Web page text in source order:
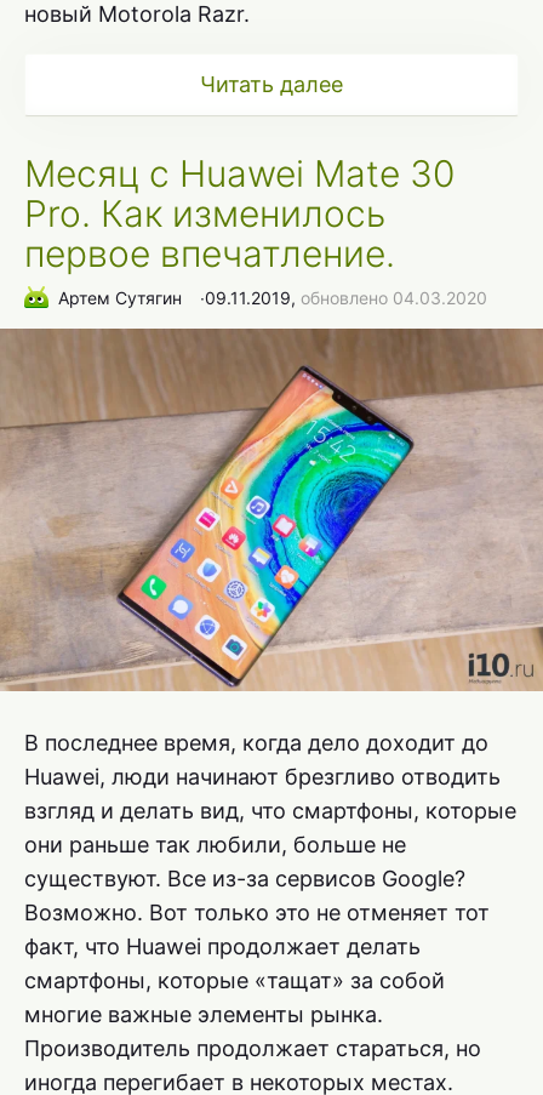
новый Motorola Razr.
Читать далее
Месяц с Huawei Mate 30
Pro. Как изменилось
первое впечатление.
Артем Сутягин ∙09.11.2019, обновлено 04.03.2020
В последнее время, когда дело доходит до
Huawei, люди начинают брезгливо отводить
взгляд и делать вид, что смартфоны, которые
они раньше так любили, больше не
существуют. Все из-за сервисов Google?
Возможно. Вот только это не отменяет тот
факт, что Huawei продолжает делать
смартфоны, которые «тащат» за собой
многие важные элементы рынка.
Производитель продолжает стараться, но
иногда перегибает в некоторых местах.